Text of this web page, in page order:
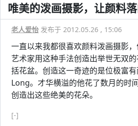
唯美的泼画摄影，让颜料
老人爱怡 发布于 2012.05.26 , 15:06
一直以来我都很喜欢颜料泼画摄影
艺术家用这种手法创造出举世无双
括花盆。创造这一奇迹的是位极富
Long。才华横溢的他花了数月的时
创造出这些绝美的花朵。
[-]